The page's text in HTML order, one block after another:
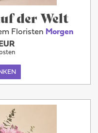
der Welt
Floristen Morgen